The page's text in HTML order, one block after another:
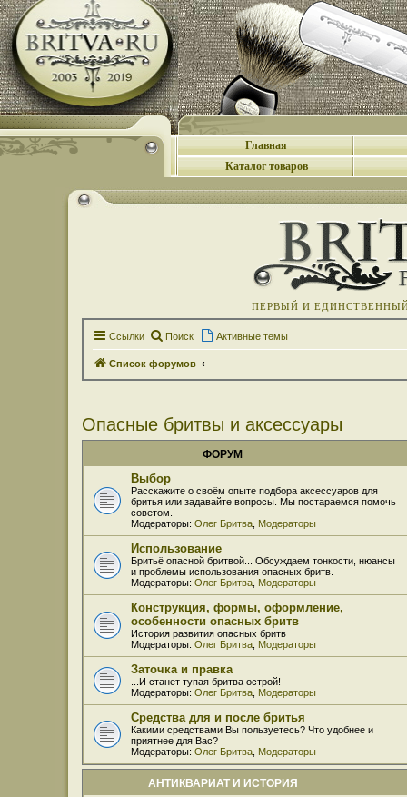
Главная
Каталог товаров
ПЕРВЫЙ И
Ссылки Поиск Активные темы
Список форумов
Опасные бритвы и аксессуары
ФОРУМ
Выбор
Расскажите о своём опыте подбора аксессуаров для
бритья или задавайте вопросы. Мы постараемся помочь
советом.
Модераторы: Олег Бритва Модераторы
Использование
Бритьё опасной бритвой... Обсуждаем тонкости, нюансы
и проблемы использования опасных бритв.
Модераторы: Олег Бритва Модераторы
Конструкция, формы, оформление,
особенности опасных бритв
История развития опасных бритв
Модераторы: Олег Бритва Модераторы
Заточка и правка
...И станет тупая бритва острой!
Модераторы: Олег Бритва Модераторы
Средства для и после бритья
Какими средствами Вы пользуетесь? Что удобнее и
приятнее для Вас?
Модераторы: Олег Бритва Модераторы
АНТИКВАРИАТ И ИСТОРИЯ